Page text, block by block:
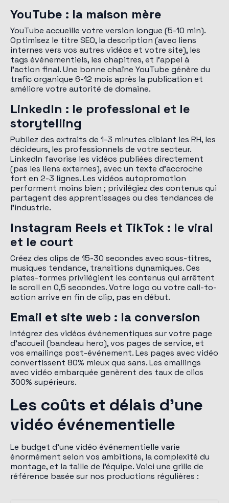
YouTube : la maison mère
YouTube accueille votre version longue (5-10 min).
Optimisez le titre SEO, la description (avec liens
internes vers vos autres vidéos et votre site), les
tags événementiels, les chapitres, et l'appel à
l'action final. Une bonne chaîne YouTube génère du
trafic organique 6-12 mois après la publication et
améliore votre autorité de domaine.
LinkedIn : le professional et le
storytelling
Publiez des extraits de 1-3 minutes ciblant les RH, les
décideurs, les professionnels de votre secteur.
LinkedIn favorise les vidéos publiées directement
(pas les liens externes), avec un texte d'accroche
fort en 2-3 lignes. Les vidéos autopromotion
performent moins bien ; privilégiez des contenus qui
partagent des apprentissages ou des tendances de
l'industrie.
Instagram Reels et TikTok : le viral
et le court
Créez des clips de 15-30 secondes avec sous-titres,
musiques tendance, transitions dynamiques. Ces
plates-formes privilégient les contenus qui arrêtent
le scroll en 0,5 secondes. Votre logo ou votre call-to-
action arrive en fin de clip, pas en début.
Email et site web : la conversion
Intégrez des vidéos événementiques sur votre page
d'accueil (bandeau hero), vos pages de service, et
vos emailings post-événement. Les pages avec vidéo
convertissent 80% mieux que sans. Les emailings
avec vidéo embarquée genèrent des taux de clics
300% supérieurs.
Les coûts et délais d'une
vidéo événementielle
Le budget d'une vidéo événementielle varie
énormément selon vos ambitions, la complexité du
montage, et la taille de l'équipe. Voici une grille de
référence basée sur nos productions régulières :